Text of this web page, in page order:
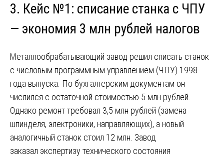
3. Кейс №1: списание станка с ЧПУ
— экономия 3 млн рублей налогов
Металлообрабатывающий завод решил списать станок
с числовым программным управлением (ЧПУ) 1998
года выпуска. По бухгалтерским документам он
числился с остаточной стоимостью 5 млн рублей.
Однако ремонт требовал 3,5 млн рублей (замена
шпинделя, электроники, направляющих), а новый
аналогичный станок стоил 12 млн. Завод
заказал экспертизу технического состояния